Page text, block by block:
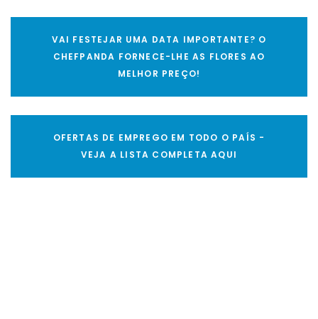
VAI FESTEJAR UMA DATA IMPORTANTE? O
CHEFPANDA FORNECE-LHE AS FLORES AO
MELHOR PREÇO!
OFERTAS DE EMPREGO EM TODO O PAÍS -
VEJA A LISTA COMPLETA AQUI